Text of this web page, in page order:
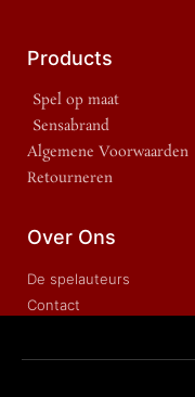
Products
Spel op maat
Sensabrand
Algemene Voorwaarden
Retourneren
Over Ons
De spelauteurs
Contact